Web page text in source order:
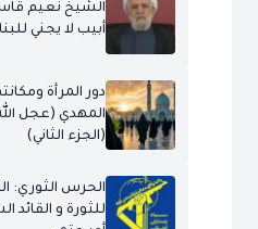
الشيخ نعيم
أبيب لا يجني
دور المرأة
المهدي (عجل
(الجزء الثاني)
الحرس الثوري:
للثورة و